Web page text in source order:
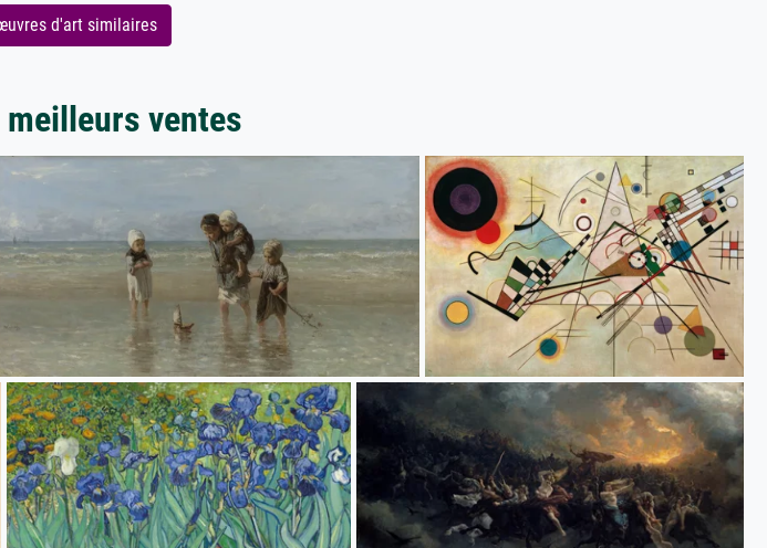
d'art similaires
ventes